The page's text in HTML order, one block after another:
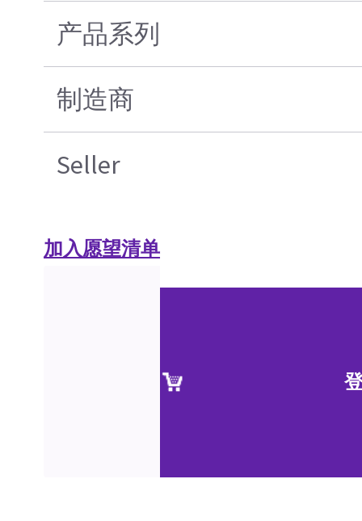
产品系列
制造商
Seller
加入愿望清单